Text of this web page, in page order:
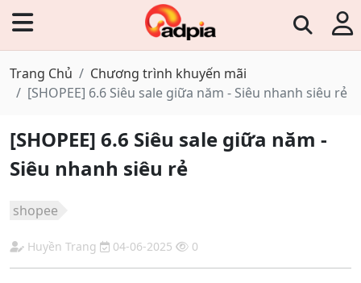
Trang Chủ
Chương trình khuyến mãi
[SHOPEE] 6.6 Siêu sale giữa năm - Siêu nhanh siêu rẻ
[SHOPEE] 6.6 Siêu sale giữa năm -
Siêu nhanh siêu rẻ
shopee
Huyền Trang 04-06-2025 0